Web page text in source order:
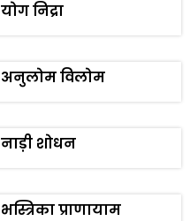
योग निद्रा
अनुलोम विलोम
नाड़ी शोधन
भस्त्रिका प्राणायाम